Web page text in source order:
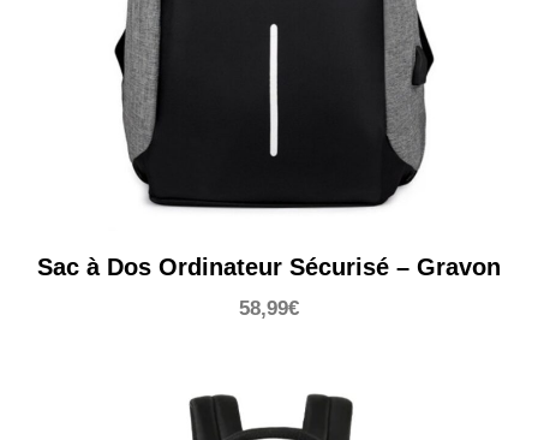
Sac à Dos Ordinateur Sécurisé – Gravon
58,99€